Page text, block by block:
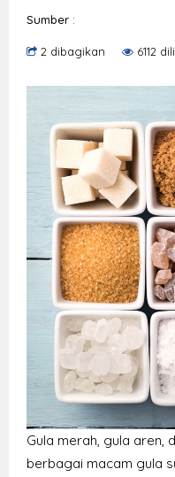
Sumber :
2 dibagikan 6112
Gula merah, gula aren,
berbagai macam gula